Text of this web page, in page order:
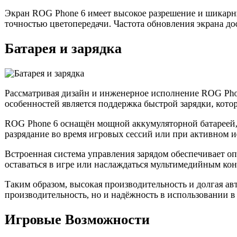
Экран ROG Phone 6 имеет высокое разрешение и
точностью цветопередачи. Частота обновления экрана
Батарея и зарядка
Рассматривая дизайн и инженерное исполнение ROG
особенностей является поддержка быстрой зарядки,
ROG Phone 6 оснащён мощной аккумуляторной
разрядание во время игровых сессий или при
Встроенная система управления зарядом обеспечивает
оставаться в игре или наслаждаться мультимедийным
Таким образом, высокая производительность и долгая
производительность, но и надёжность в использовании
Игровые Возможности